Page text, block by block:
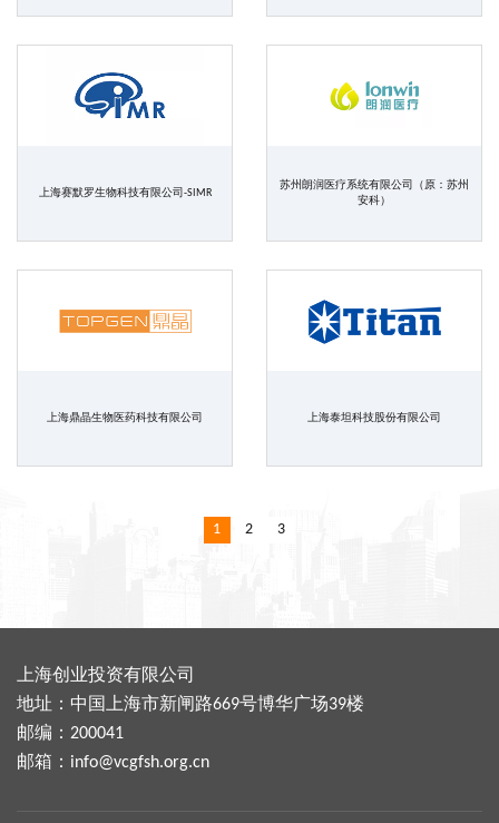
上海赛默罗生物科技有限公司-SIMR
苏州朗润医疗系统有限公司（原：苏州
安科）
上海鼎晶生物医药科技有限公司 上海泰坦科技股份有限公司
1 2 3
上海创业投资有限公司
地址：中国上海市新闸路669号博华广场39楼
邮编：200041
邮箱： info@vcgfsh.org.cn